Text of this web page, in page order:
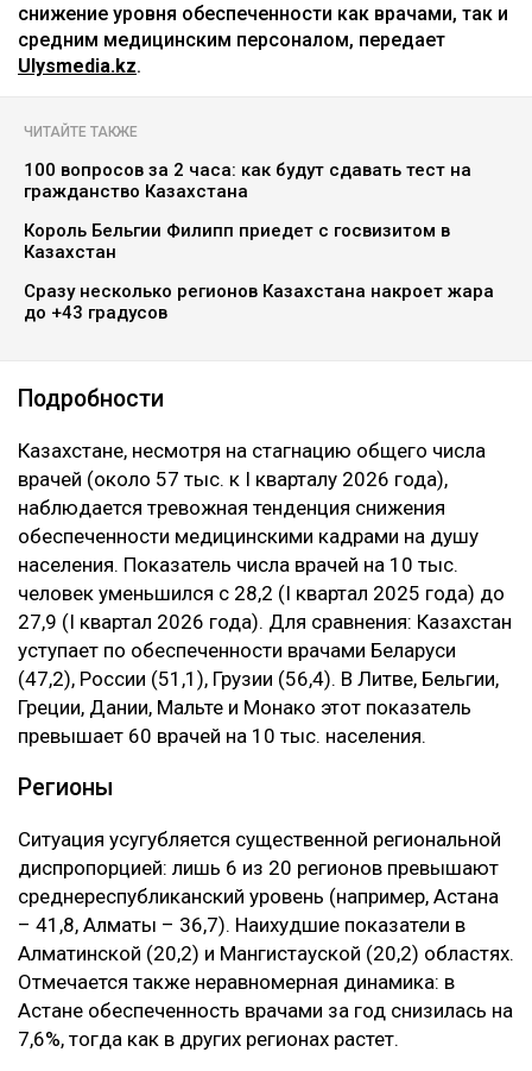
снижение уровня обеспеченности как врачами, так и
средним медицинским персоналом, передает
Ulysmedia.kz.
ЧИТАЙТЕ ТАКЖЕ
100 вопросов за 2 часа: как будут сдавать тест на
гражданство Казахстана
Король Бельгии Филипп приедет с госвизитом в
Казахстан
Сразу несколько регионов Казахстана накроет жара
до +43 градусов
Подробности
Казахстане, несмотря на стагнацию общего числа
врачей (около 57 тыс. к I кварталу 2026 года),
наблюдается тревожная тенденция снижения
обеспеченности медицинскими кадрами на душу
населения. Показатель числа врачей на 10 тыс.
человек уменьшился с 28,2 (I квартал 2025 года) до
27,9 (I квартал 2026 года). Для сравнения: Казахстан
уступает по обеспеченности врачами Беларуси
(47,2), России (51,1), Грузии (56,4). В Литве, Бельгии,
Греции, Дании, Мальте и Монако этот показатель
превышает 60 врачей на 10 тыс. населения.
Регионы
Ситуация усугубляется существенной региональной
диспропорцией: лишь 6 из 20 регионов превышают
среднереспубликанский уровень (например, Астана
– 41,8, Алматы – 36,7). Наихудшие показатели в
Алматинской (20,2) и Мангистауской (20,2) областях.
Отмечается также неравномерная динамика: в
Астане обеспеченность врачами за год снизилась на
7,6%, тогда как в других регионах растет.